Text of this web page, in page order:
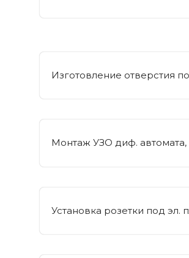
Изготовление отверстия
Монтаж УЗО диф. автомата,
Установка розетки под эл.